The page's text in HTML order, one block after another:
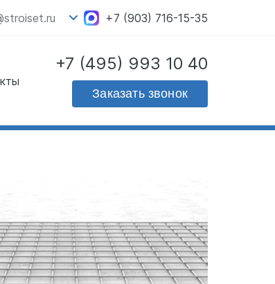
+7 (903) 716-15-35
+7 (495) 993 10 40
Заказать звонок
Скачать прайс - лист
на продукцию